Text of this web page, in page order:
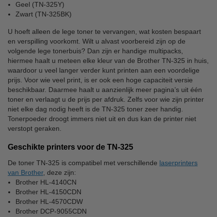
Geel (TN-325Y)
Zwart (TN-325BK)
U hoeft alleen de lege toner te vervangen, wat kosten bespaart
en verspilling voorkomt. Wilt u alvast voorbereid zijn op de
volgende lege tonerbuis? Dan zijn er handige multipacks,
hiermee haalt u meteen elke kleur van de Brother TN-325 in huis,
waardoor u veel langer verder kunt printen aan een voordelige
prijs. Voor wie veel print, is er ook een hoge capaciteit versie
beschikbaar. Daarmee haalt u aanzienlijk meer pagina’s uit één
toner en verlaagt u de prijs per afdruk. Zelfs voor wie zijn printer
niet elke dag nodig heeft is de TN-325 toner zeer handig.
Tonerpoeder droogt immers niet uit en dus kan de printer niet
verstopt geraken.
Geschikte printers voor de TN-325
De toner TN-325 is compatibel met verschillende laserprinters
van Brother, deze zijn:
Brother HL-4140CN
Brother HL-4150CDN
Brother HL-4570CDW
Brother DCP-9055CDN